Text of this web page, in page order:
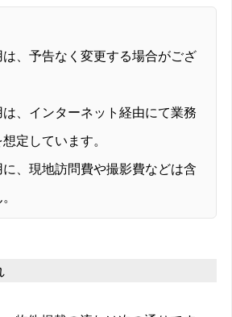
は、予告なく変更する場合がござ
は、インターネット経由にて業務
定しています。
に、現地訪問費や撮影費などは含